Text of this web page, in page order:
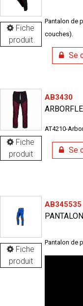
Fiche
produit
Pantalon de
couches).
Se
Fiche
produit
AB3430
AT4210-
Se
Fiche
produit
AB345535
Pantalon de